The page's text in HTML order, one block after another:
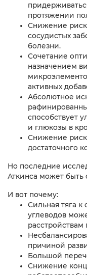
протяжении
Снижение
сосудистых
болезни.
Сочетание
назначением
активных
Абсолютное
способствует
и глюкозы в
Снижение
достаточного
Но последние
Аткинса может быть
И вот почему:
Сильная тяга к
углеводов
причиной
Большой
Снижение